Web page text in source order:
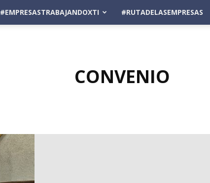
#EMPRESASTRABAJANDOXTI #RUTADELASEMPRESAS
CONVENIO